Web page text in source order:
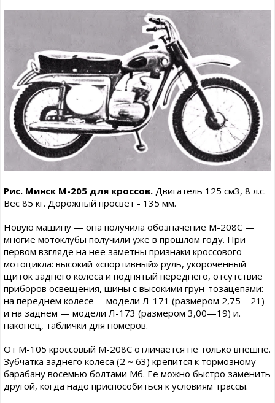
Рис. Минск М-205 для кроссов. Двигатель 125 см3, 8 л.с.
Вес 85 кг. Дорожный просвет - 135 мм.
Новую машину — она получила обозначение М-208С —
многие мотоклубы получили уже в прошлом году. При
первом взгляде на нее заметны признаки кроссового
мотоцикла: высокий «спортивный» руль, укороченный
щиток заднего колеса и поднятый переднего, отсутствие
приборов освещения, шины с высокими грун-тозацепами:
на переднем колесе -- модели Л-171 (размером 2,75—21)
и на заднем — модели Л-173 (размером 3,00—19) и.
наконец, таблички для номеров.
От М-105 кроссовый М-208С отличается не только внешне.
Зубчатка заднего колеса (2 ~ 63) крепится к тормозному
барабану восемью болтами Мб. Ее можно быстро заменить
другой, когда надо приспособиться к условиям трассы.